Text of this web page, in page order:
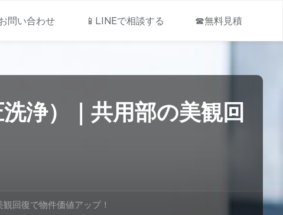
問い合わせ 📱LINEで相談する ☎無料見積
浄）｜共用部の美観回
回復で物件価値アップ！